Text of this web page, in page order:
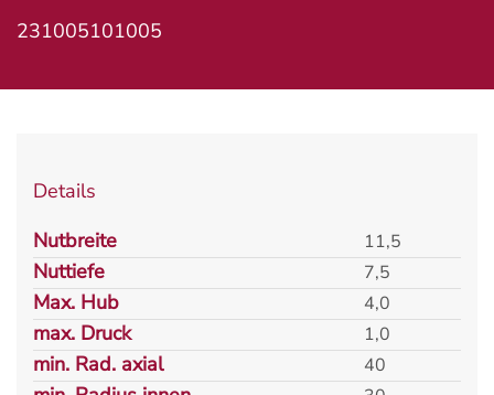
231005101005
Details
Nutbreite
11,5
Nuttiefe 7,5
Max. Hub 4,0
max. Druck 1,0
min. Rad. axial 40